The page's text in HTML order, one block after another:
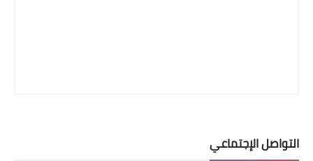
التواصل الإجتماعي